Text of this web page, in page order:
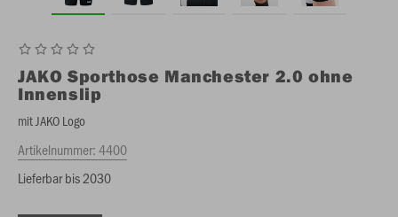
JAKO Sporthose Manchester 2.0 ohne
Innenslip
mit JAKO Logo
Artikelnummer:4400
Lieferbar bis 2030